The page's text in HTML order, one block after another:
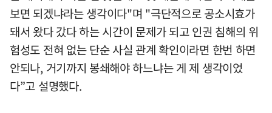
보면 되겠냐라는 생각이다"며 "극단적으로 공소시효가
돼서 왔다 갔다 하는 시간이 문제가 되고 인권 침해의 위
험성도 전혀 없는 단순 사실 관계 확인이라면 한번 하면
안되나, 거기까지 봉쇄해야 하느냐는 게 제 생각이었
다”고 설명했다.